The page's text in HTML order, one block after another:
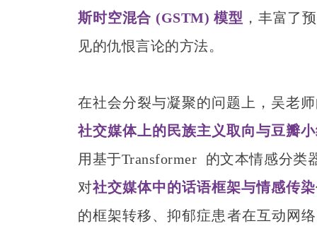
斯时空混合 (GSTM) 模型 ，丰富了
见的仇恨言论的方法。
在社会分裂与凝聚的问题上，吴老
社交媒体上的民族主义取向与豆瓣
用基于Transformer
的文本情感分类
对社交媒体中的话语框架与情感传染
的框架转移、抑郁症患者在互动网